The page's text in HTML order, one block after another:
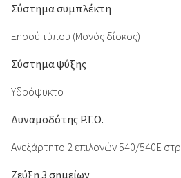
Σύστημα συμπλέκτη
Ξηρού τύπου (Μονός δίσκος)
Σύστημα ψύξης
Υδρόψυκτο
Δυναμοδότης P.T.O.
Ανεξάρτητο 2 επιλογών 540/540Ε
Ζεύξη 3 σημείων